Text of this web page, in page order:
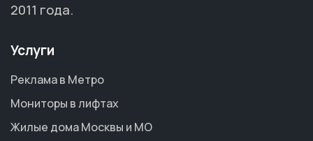
2011 года.
Услуги
Реклама в Метро
Мониторы в лифтах
Жилые дома Москвы и МО